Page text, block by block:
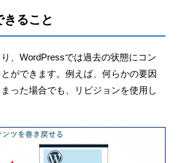
きること
、WordPressでは過去の状態にコン
ができます。例えば、何らかの要因
った場合でも、リビジョンを使用し